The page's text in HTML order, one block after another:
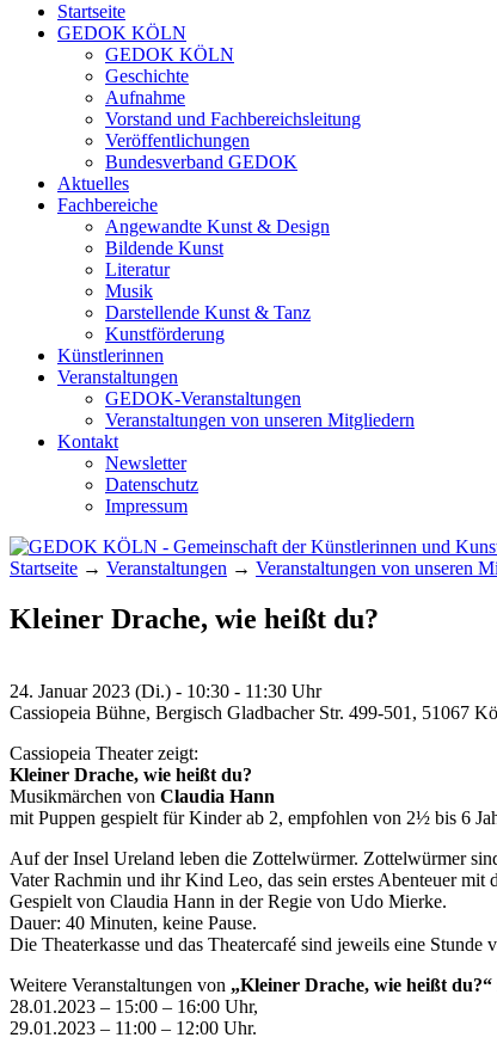
Startseite
GEDOK KÖLN
GEDOK KÖLN
Geschichte
Aufnahme
Vorstand und Fachbereichsleitung
Veröffentlichungen
Bundesverband GEDOK
Aktuelles
Fachbereiche
Angewandte Kunst & Design
Bildende Kunst
Literatur
Musik
Darstellende Kunst & Tanz
Kunstförderung
Künstlerinnen
Veranstaltungen
GEDOK-Veranstaltungen
Veranstaltungen von unseren Mitgliedern
Kontakt
Newsletter
Datenschutz
Impressum
GEDOK KÖLN
Gemeinschaft der Künstlerinnen und
Startseite → Veranstaltungen → Veranstaltungen von unseren
Kleiner Drache, wie heißt du?
24. Januar 2023 (Di.) - 10:30 - 11:30 Uhr
Cassiopeia Bühne, Bergisch Gladbacher Str. 499-501, 51067
Cassiopeia Theater zeigt:
Kleiner Drache, wie heißt du?
Musikmärchen von Claudia Hann
mit Puppen gespielt für Kinder ab 2, empfohlen von 2½ bis 6
Auf der Insel Ureland leben die Zottelwürmer. Zottelwürmer
Vater Rachmin und ihr Kind Leo, das sein erstes Abenteuer mit
Gespielt von Claudia Hann in der Regie von Udo Mierke.
Dauer: 40 Minuten, keine Pause.
Die Theaterkasse und das Theatercafé sind jeweils eine
Weitere Veranstaltungen von „Kleiner Drache, wie heißt du?“
28.01.2023 – 15:00 – 16:00 Uhr,
29.01.2023 – 11:00 – 12:00 Uhr.